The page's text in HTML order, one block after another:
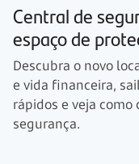
Central de
espaço de
Descubra o novo
e vida financeira,
rápidos e veja
segurança.